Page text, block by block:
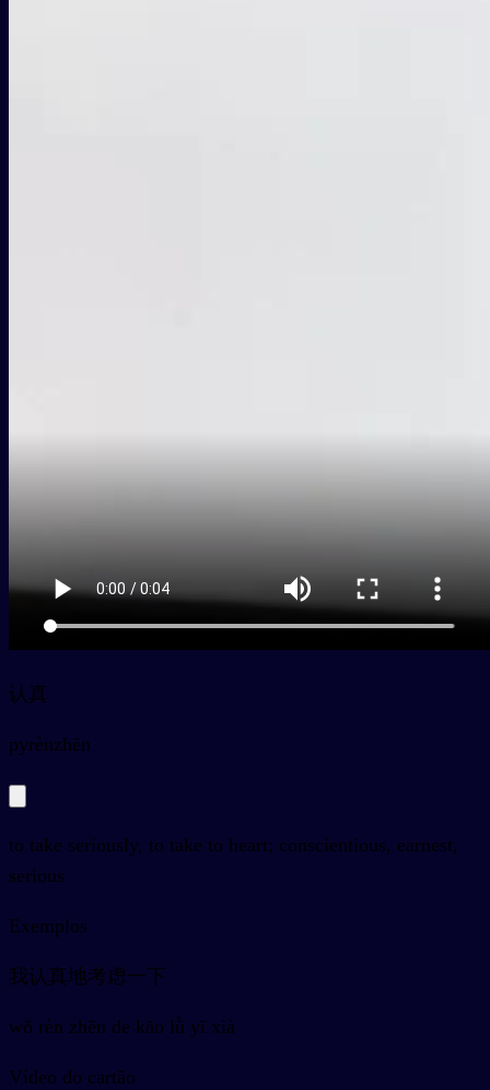
认真
pyrènzhēn
to take seriously, to take to heart; conscientious, earnest,
serious
Exemplos
我认真地考虑一下
wǒ rèn zhēn de kǎo lǜ yī xià
Vídeo do cartão